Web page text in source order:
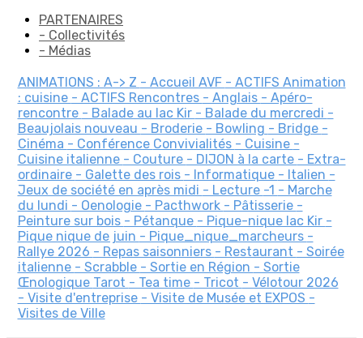
PARTENAIRES
- Collectivités
- Médias
ANIMATIONS : A-> Z - Accueil AVF - ACTIFS Animation
: cuisine - ACTIFS Rencontres - Anglais - Apéro-
rencontre - Balade au lac Kir - Balade du mercredi -
Beaujolais nouveau - Broderie - Bowling - Bridge -
Cinéma - Conférence Convivialités - Cuisine -
Cuisine italienne - Couture - DIJON à la carte - Extra-
ordinaire - Galette des rois - Informatique - Italien -
Jeux de société en après midi - Lecture -1 - Marche
du lundi - Oenologie - Pacthwork - Pâtisserie -
Peinture sur bois - Pétanque - Pique-nique lac Kir -
Pique nique de juin - Pique_nique_marcheurs -
Rallye 2026 - Repas saisonniers - Restaurant - Soirée
italienne - Scrabble - Sortie en Région - Sortie
Œnologique Tarot - Tea time - Tricot - Vélotour 2026
- Visite d'entreprise - Visite de Musée et EXPOS -
Visites de Ville